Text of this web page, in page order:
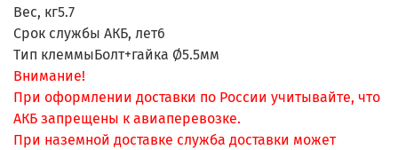
Вес, кг5.7
Срок службы АКБ, лет6
Тип клеммыБолт+гайка Ø5.5мм
Внимание!
При оформлении доставки по России учитывайте, что
АКБ запрещены к авиаперевозке.
При наземной доставке служба доставки может